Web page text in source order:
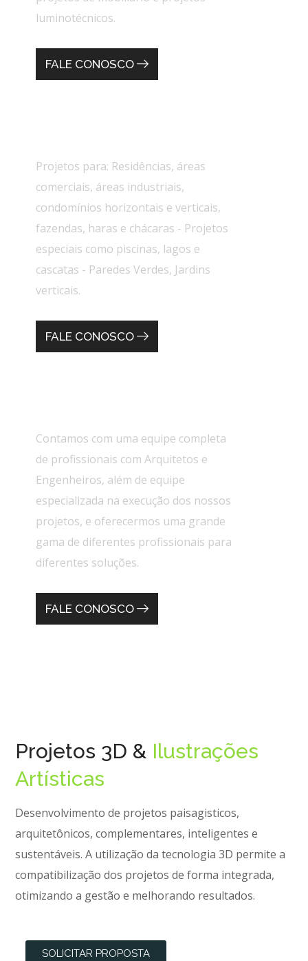
luminotécnicos.
FALE CONOSCO
Projetos para: Residências, áreas
comerciais, áreas industriais,
condomínios horizontais e verticais,
fazendas, haras e chácaras - Projetos
especiais como piscinas, lagos e
cascatas - Paredes Verdes, Jardins
verticais.
FALE CONOSCO
Contamos com uma equipe completa
de profissionais com Arquitetos e
Engenheiros, além de equipe
especializada na execução dos nossos
projetos, e oferecermos uma grande
gama de diferentes profissionais para
diferentes soluções.
FALE CONOSCO
Projetos 3D & Ilustrações
Artísticas
Desenvolvimento de projetos paisagisticos,
arquitetônicos, complementares, inteligentes e
sustentáveis. A utilização da tecnologia 3D permite a
compatibilização dos projetos de forma integrada,
otimizando a gestão e melhorando resultados.
SOLICITAR PROPOSTA